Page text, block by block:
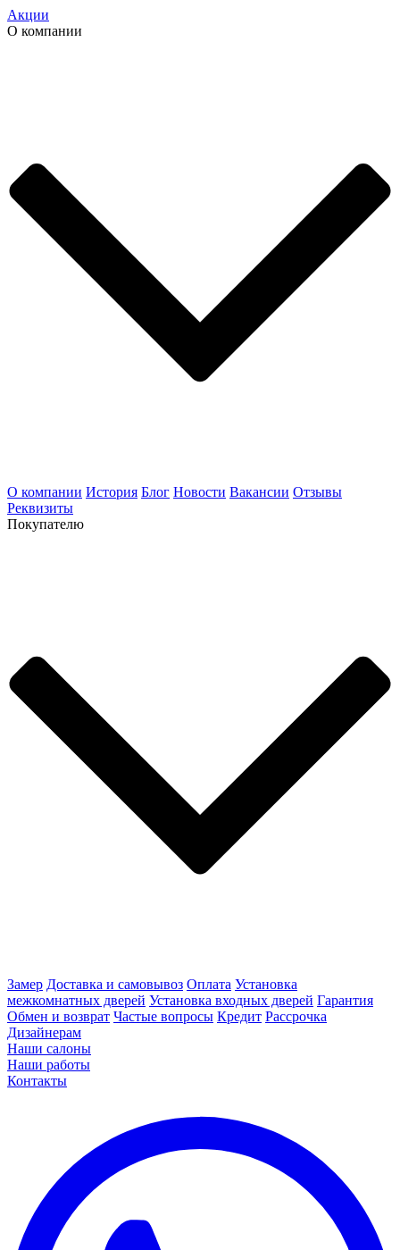
Акции
О компании
О компании История Блог Новости Вакансии Отзывы
Реквизиты
Покупателю
Замер Доставка и самовывоз Оплата Установка
межкомнатных дверей Установка входных дверей Гарантия
Обмен и возврат Частые вопросы Кредит Рассрочка
Дизайнерам
Наши салоны
Наши работы
Контакты